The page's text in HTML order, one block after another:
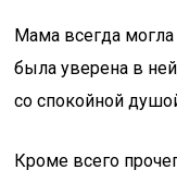
Мама всегда
была уверена в
со спокойной
Кроме всего